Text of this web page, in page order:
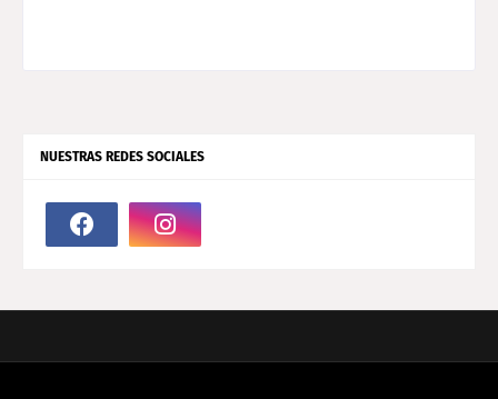
NUESTRAS REDES SOCIALES